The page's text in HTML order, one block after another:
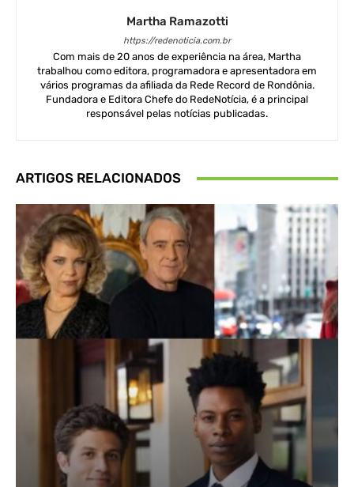
Martha Ramazotti
https://redenoticia.com.br
Com mais de 20 anos de experiência na área, Martha
trabalhou como editora, programadora e apresentadora em
vários programas da afiliada da Rede Record de Rondônia.
Fundadora e Editora Chefe do RedeNotícia, é a principal
responsável pelas notícias publicadas.
ARTIGOS RELACIONADOS